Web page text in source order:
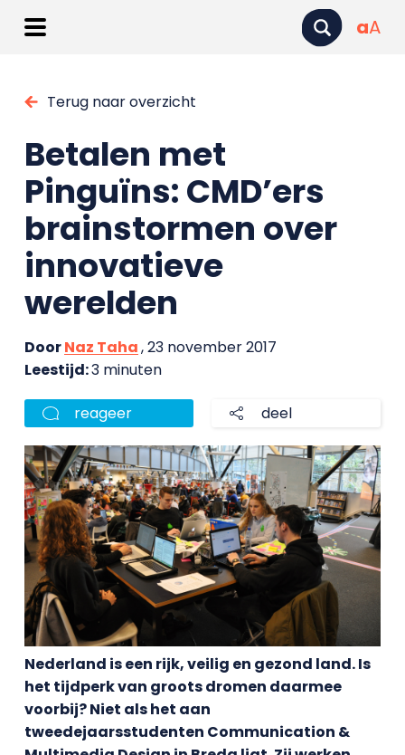
aA
Terug naar overzicht
Betalen met
Pinguïns: CMD’ers
brainstormen over
innovatieve
werelden
DoorNaz Taha, 23 november 2017
Leestijd:3 minuten
reageer deel
Nederland is een rijk, veilig en gezond land. Is
het tijdperk van groots dromen daarmee
voorbij? Niet als het aan
tweedejaarsstudenten Communication &